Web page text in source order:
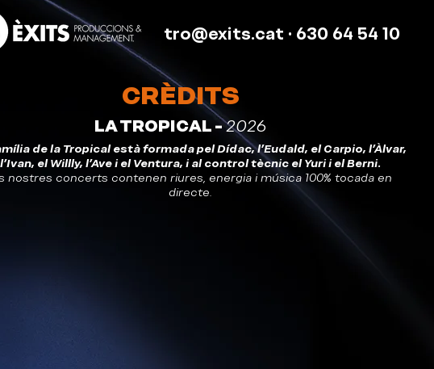
tro@exits.cat · 630 64 54 10
CRÈDITS
LA TROPICAL -2026
de la Tropical està formada pel Dídac, l'Eudald, el Carpio, l'Àlvar,
l'Ivan, el Willly, l'Ave i el Ventura, i al control tècnic el Yuri i el Berni.
nostres concerts contenen riures, energia i música 100% tocada en
directe.